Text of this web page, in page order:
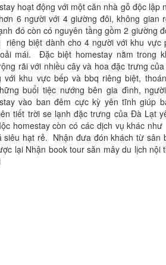
hoạt động với một căn nhà gỗ độc lập
6 người với 4 giường đôi, không gian
đó còn có nguyên tầng gồm 2 giường
riêng biệt dành cho 4 người với khu vực
mái. Đặc biệt homestay nằm trong
rãi với nhiều cây và hoa đặc trưng
với khu vực bếp và bbq riêng biệt,
buổi tiệc nướng bên gia đình,
vào ban đêm cực kỳ yên tĩnh giúp
tiết trời se lạnh đặc trưng của Đà Lạt
homestay còn có các dịch vụ khác
siêu hạt rẻ. Nhận đưa đón khách từ sân
lại Nhận book tour săn mây du lịch nội